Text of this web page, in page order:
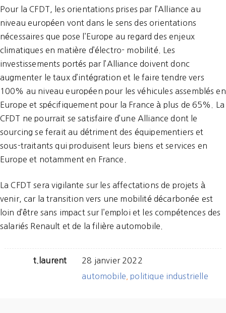
Pour la CFDT, les orientations prises par l’Alliance au
niveau européen vont dans le sens des orientations
nécessaires que pose l’Europe au regard des enjeux
climatiques en matière d’électro- mobilité. Les
investissements portés par l’Alliance doivent donc
augmenter le taux d’intégration et le faire tendre vers
100% au niveau européen pour les véhicules assemblés en
Europe et spécifiquement pour la France à plus de 65%. La
CFDT ne pourrait se satisfaire d’une Alliance dont le
sourcing se ferait au détriment des équipementiers et
sous-traitants qui produisent leurs biens et services en
Europe et notamment en France.
La CFDT sera vigilante sur les affectations de projets à
venir, car la transition vers une mobilité décarbonée est
loin d’être sans impact sur l’emploi et les compétences des
salariés Renault et de la filière automobile.
t.laurent
28 janvier 2022
automobile ,politique industrielle